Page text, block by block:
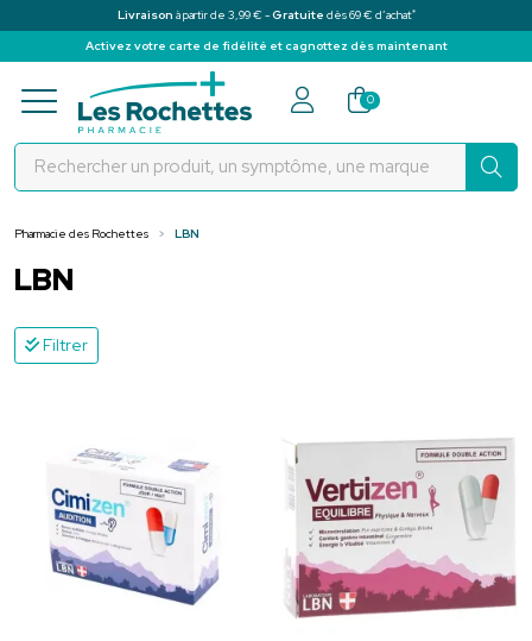
Livraison à partir de 3,99 € -Gratuite dès 69 € d’achat*
Activez votre carte de fidélité et cagnottez dès maintenant
Pharmacie des Rochettes Votre
0
Pharmacie des Rochettes LBN
LBN
Filtrer